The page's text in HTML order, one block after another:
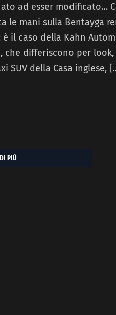
ad esser modificato…
le mani sulla Bentayga
il caso della Kahn
che differiscono per
SUV della Casa inglese,
PIÙ